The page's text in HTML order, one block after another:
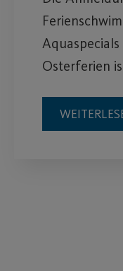
Osterferien